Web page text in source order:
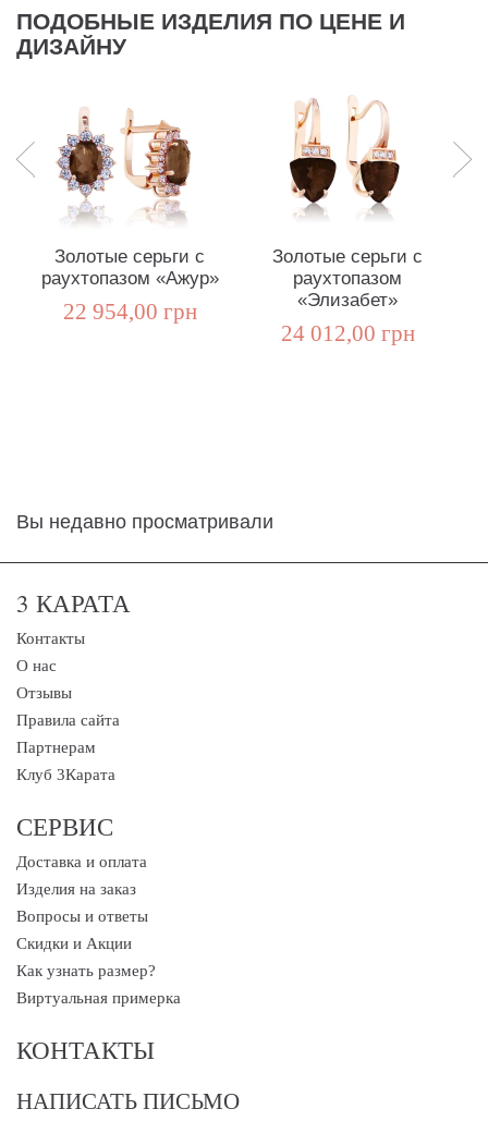
ПОДОБНЫЕ ИЗДЕЛИЯ ПО ЦЕНЕ И
ДИЗАЙНУ
Золотые серьги с
раухтопазом «Ажур»
22 954,00 грн
Золотые серьги с
раухтопазом
«Элизабет»
24 012,00 грн
Вы недавно просматривали
3 КАРАТА
Контакты
О нас
Отзывы
Правила сайта
Партнерам
Клуб 3Карата
СЕРВИС
Доставка и оплата
Изделия на заказ
Вопросы и ответы
Скидки и Акции
Как узнать размер?
Виртуальная примерка
КОНТАКТЫ
НАПИСАТЬ ПИСЬМО